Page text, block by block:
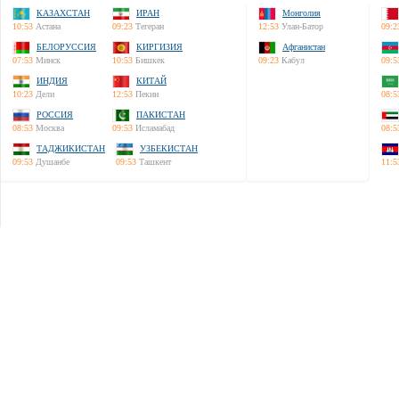
КАЗАХСТАН
10:53 Астана
ИРАН
09:23 Тегеран
БЕЛОРУССИЯ
07:53 Минск
КИРГИЗИЯ
10:53 Бишкек
ИНДИЯ
10:23 Дели
КИТАЙ
12:53 Пекин
РОССИЯ
08:53 Москва
ПАКИСТАН
09:53 Исламабад
ТАДЖИКИСТАН
09:53 Душанбе
УЗБЕКИСТАН
09:53 Ташкент
Монголия
12:53 Улан-Батор
Афганистан
09:23 Кабул